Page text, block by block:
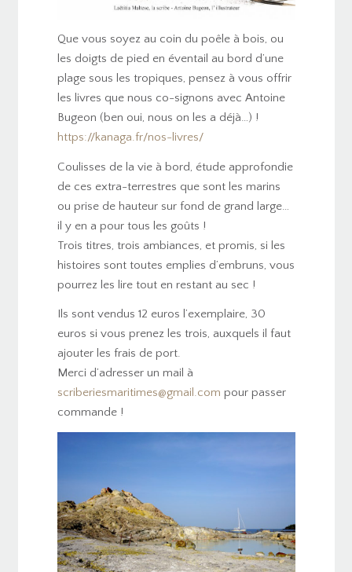
Que vous soyez au coin du poêle à bois, ou
les doigts de pied en éventail au bord d’une
plage sous les tropiques, pensez à vous offrir
les livres que nous co-signons avec Antoine
Bugeon (ben oui, nous on les a déjà…) !
https://kanaga.fr/nos-livres/
Coulisses de la vie à bord, étude approfondie
de ces extra-terrestres que sont les marins
ou prise de hauteur sur fond de grand large…
il y en a pour tous les goûts !
Trois titres, trois ambiances, et promis, si les
histoires sont toutes emplies d’embruns, vous
pourrez les lire tout en restant au sec !
Ils sont vendus 12 euros l’exemplaire, 30
euros si vous prenez les trois, auxquels il faut
ajouter les frais de port.
Merci d’adresser un mail à
scriberiesmaritimes@gmail.com pour passer
commande !